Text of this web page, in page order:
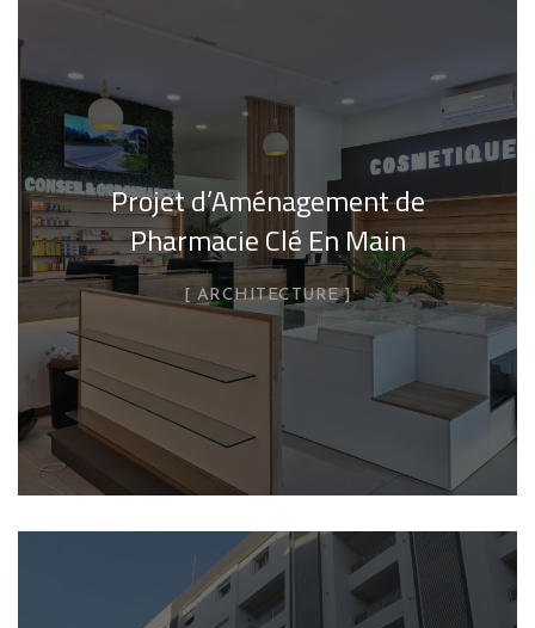
Projet d’Aménagement de
Pharmacie Clé En Main
ARCHITECTURE